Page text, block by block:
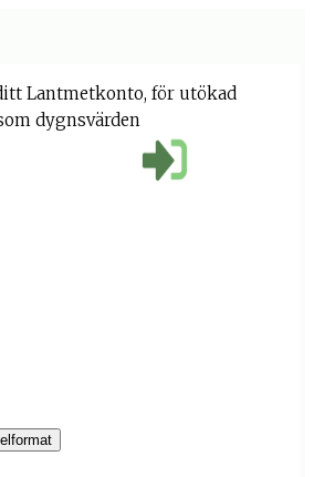
Lantmetkonto, för utökad
dygnsvärden